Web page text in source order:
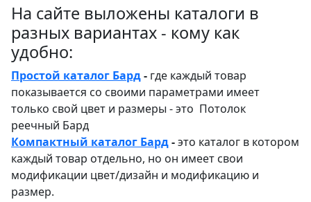
На сайте выложены каталоги в
разных вариантах - кому как
удобно:
Простой каталог Бард- где каждый товар
показывается со своими параметрами имеет
только свой цвет и размеры - это Потолок
реечный Бард
Компактный каталог Бард-это каталог в котором
каждый товар отдельно, но он имеет свои
модификации цвет/дизайн и модификацию и
размер.